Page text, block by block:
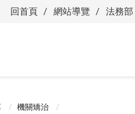
回首頁 網站導覽 法務部
機關矯治